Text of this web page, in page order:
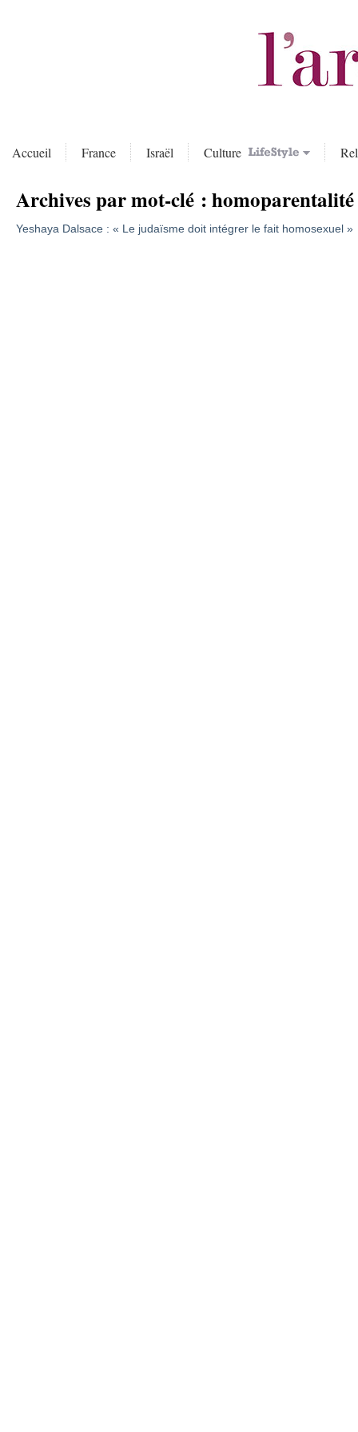
Accueil France Israël Culture
Archives par mot-clé :homoparentalité
Yeshaya Dalsace : « Le judaïsme doit intégrer le fait homosexuel »